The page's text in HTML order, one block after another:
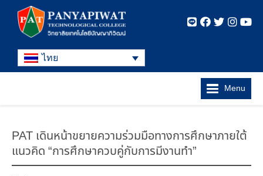
ไทย
Menu
PAT เดินหน้าขยายความร่วมมือทางการศึกษาภายใต้
แนวคิด “การศึกษาควบคู่กับการมีงานทำ”